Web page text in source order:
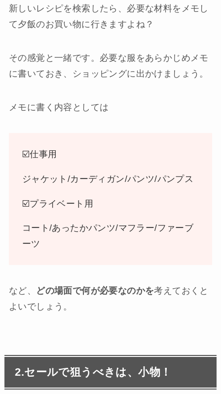
新しいレシピを検索したら、必要な材料をメモし
て夕飯のお買い物に行きますよね？
その感覚と一緒です。必要な服をあらかじめメモ
に書いておき、ショッピングに出かけましょう。
メモに書く内容としては
☑️仕事用
ジャケット/カーディガン/パンツ/パンプス
☑️プライベート用
コート/あったかパンツ/マフラー/ファーブ
ーツ
など、 どの場面で何が必要なのかを考えておくと
よいでしょう。
2.セールで狙うべきは、小物！